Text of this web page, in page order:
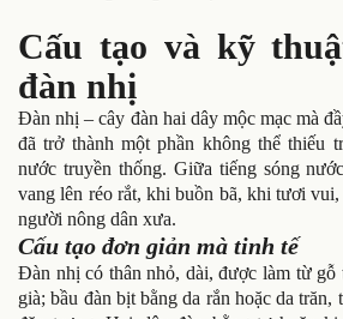
Cấu tạo và kỹ
đàn nhị
Đàn nhị – cây đàn hai dây mộc mạc mà
đã trở thành một phần không thể thiếu
nước truyền thống. Giữa tiếng sóng
vang lên réo rắt, khi buồn bã, khi tươi
người nông dân xưa.
Cấu tạo đơn giản mà tinh tế
Đàn nhị có thân nhỏ, dài, được làm từ gỗ
già; bầu đàn bịt bằng da rắn hoặc da trăn,